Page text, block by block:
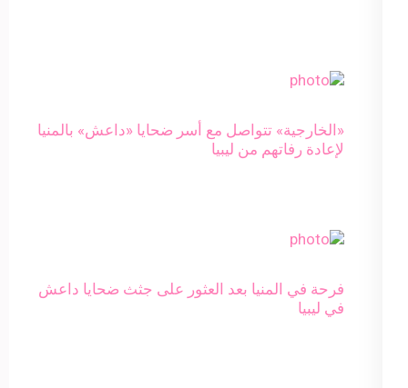
«الخارجية» تتواصل مع أسر ضحايا «داعش» بالمنيا
لإعادة رفاتهم من ليبيا
فرحة في المنيا بعد العثور على جثث ضحايا داعش
في ليبيا